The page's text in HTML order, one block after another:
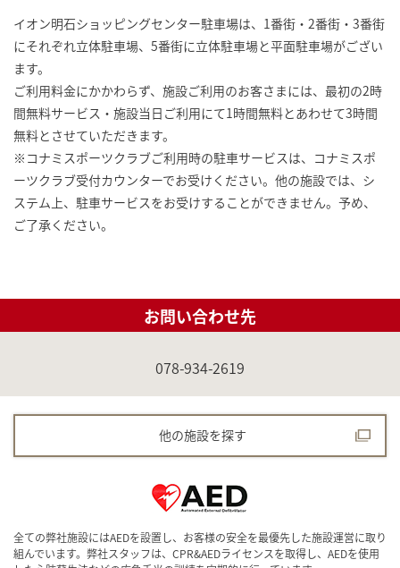
イオン明石ショッピングセンター駐車場は、1番街・2番街・3番街
にそれぞれ立体駐車場、5番街に立体駐車場と平面駐車場がござい
ます。
ご利用料金にかかわらず、施設ご利用のお客さまには、最初の2時
間無料サービス・施設当日ご利用にて1時間無料とあわせて3時間
無料とさせていただきます。
※コナミスポーツクラブご利用時の駐車サービスは、コナミスポ
ーツクラブ受付カウンターでお受けください。他の施設では、シ
ステム上、駐車サービスをお受けすることができません。予め、
ご了承ください。
お問い合わせ先
078-934-2619
他の施設を探す
全ての弊社施設にはAEDを設置し、お客様の安全を最優先した施設運営に取り
組んでいます。弊社スタッフは、CPR&AEDライセンスを取得し、AEDを使用